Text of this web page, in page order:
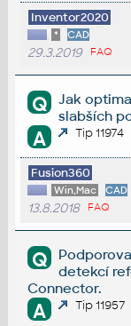
Inventor2020
* CAD
29.3.2019 FAQ
Q
Jak
slabších
A Tip 11974
Fusion360
Win,Mac CAD
13.8.2018 FAQ
Q
detekcí
Connector.
A Tip 11957